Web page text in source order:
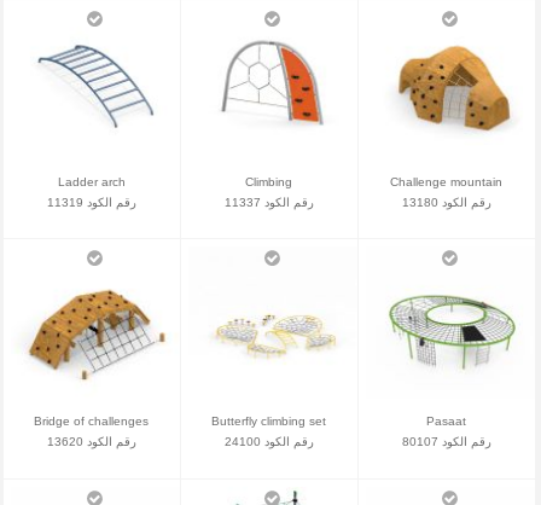
+
اتصل
Lars Laj on Facebook
Ladder arch
رقم الكود 11319
Climbing
رقم الكود 11337
Challenge mountain
رقم الكود 13180
Bridge of challenges
رقم الكود 13620
Butterfly climbing set
رقم الكود 24100
Pasaat
رقم الكود 80107